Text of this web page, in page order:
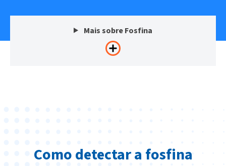
Mais sobre Fosfina
Como detectar a fosfina